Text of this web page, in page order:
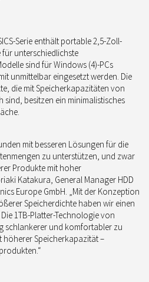
Serie enthält portable 2,5-Zoll-
für unterschiedlichste
sind für Windows (4)-PCs
unmittelbar eingesetzt werden. Die
die mit Speicherkapazitäten von
sind, besitzen ein minimalistisches
mit besseren Lösungen für die
zu unterstützen, und zwar
Produkte mit hoher
Katakura, General Manager HDD
Europe GmbH. „Mit der Konzeption
Speicherdichte haben wir einen
1TB-Platter-Technologie von
schlankerer und komfortabler zu
höherer Speicherkapazität –